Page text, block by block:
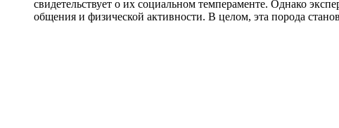
свидетельствует о их социальном темпераменте. Однако
общения и физической активности. В целом, эта порода